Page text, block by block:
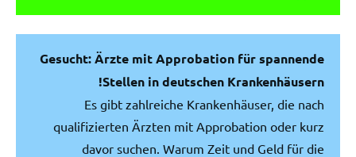
Gesucht: Ärzte mit Approbation für spannende
Stellen in deutschen Krankenhäusern!
Es gibt zahlreiche Krankenhäuser, die nach
qualifizierten Ärzten mit Approbation oder kurz
davor suchen. Warum Zeit und Geld für die